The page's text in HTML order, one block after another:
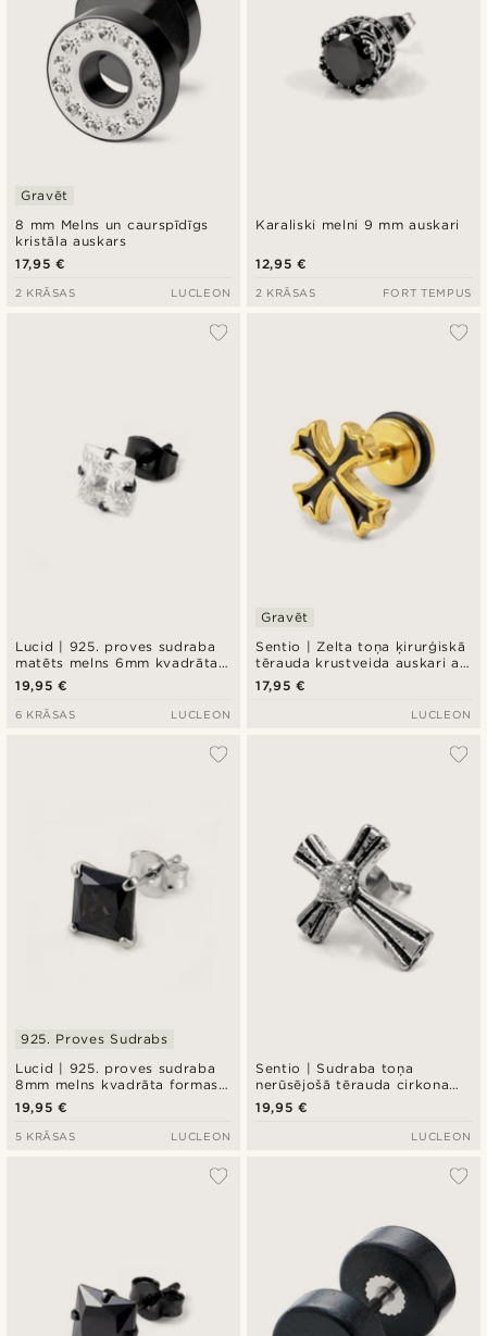
8 mm Melns un caurspīdīgs
kristāla auskars
Gravēt
17,95 €
2 KRĀSAS LUCLEON
Karaliski melni 9 mm auskari
12,95 €
2 KRĀSAS FORT TEMPUS
Lucid | 925. proves sudraba
matēts melns 6mm kvadrāta
cirkonija auskars
19,95 €
6 KRĀSAS LUCLEON
Sentio | Zelta toņa ķirurģiskā
tērauda krustveida auskari ar
Patonce akmeni
Gravēt
17,95 €
LUCLEON
Lucid | 925. proves sudraba
8mm melns kvadrāta formas
cirkonija auskars
925. Proves Sudrabs
19,95 €
5 KRĀSAS LUCLEON
Sentio | Sudraba toņa
nerūsējošā tērauda cirkona
karaliskā krusta auskari ar
akmeni
19,95 €
LUCLEON